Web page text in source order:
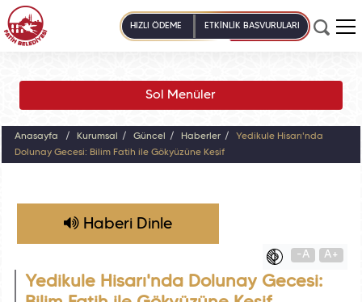
HIZLI ÖDEME ETKİNLİK BAŞVURULARI
Sol Menüler
Anasayfa Kurumsal Güncel Haberler
Yedikule Hisarı'nda
Dolunay Gecesi: Bilim Fatih ile Gökyüzüne Keşif
Haberi Dinle
-A A+
Yedikule Hisarı'nda Dolunay Gecesi: